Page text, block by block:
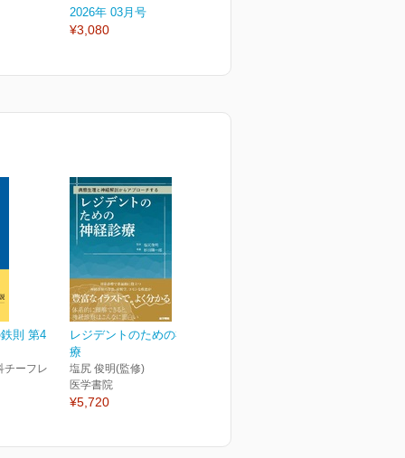
2026年 03月号
¥3,080
則 第4
チーフレ
レジデントのための神経診
療
塩尻 俊明(監修)
医学書院
¥5,720